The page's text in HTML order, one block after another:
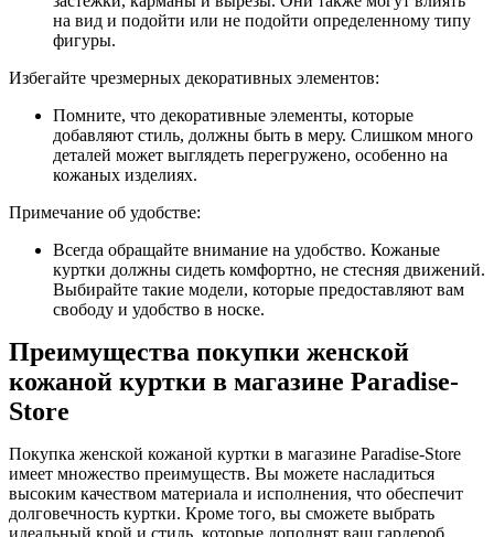
на вид и подойти или не подойти определенному типу
фигуры.
Избегайте чрезмерных декоративных элементов:
Помните, что декоративные элементы, которые
добавляют стиль, должны быть в меру. Слишком много
деталей может выглядеть перегружено, особенно на
кожаных изделиях.
Примечание об удобстве:
Всегда обращайте внимание на удобство. Кожаные
куртки должны сидеть комфортно, не стесняя движений.
Выбирайте такие модели, которые предоставляют вам
свободу и удобство в носке.
Преимущества покупки женской
кожаной куртки в магазине Paradise-
Store
Покупка женской кожаной куртки в магазине Paradise-Store
имеет множество преимуществ. Вы можете насладиться
высоким качеством материала и исполнения, что обеспечит
долговечность куртки. Кроме того, вы сможете выбрать
идеальный крой и стиль, которые дополнят ваш гардероб.